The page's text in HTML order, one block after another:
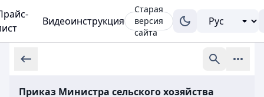
Видеоинструкция
Старая
версия
сайта
Приказ Министра сельского хозяйства